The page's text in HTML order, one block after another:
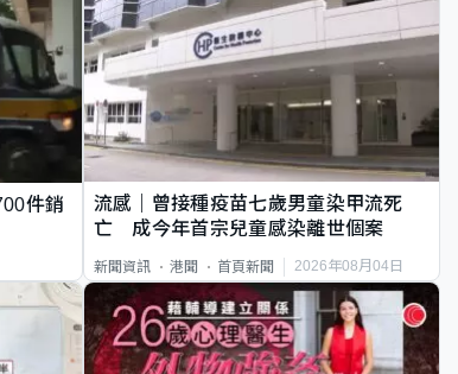
件銷
流感｜曾接種疫苗七歲男童染甲流死
亡 成今年首宗兒童感染離世個案
新聞資訊 港聞 首頁新聞 2026年08月04日